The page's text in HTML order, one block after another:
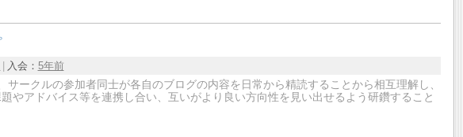
入会： 5年前
サークルの参加者同士が各自のブログの内容を日常から精読することから相互理解し、
やアドバイス等を連携し合い、互いがより良い方向性を見い出せるよう研鑽すること